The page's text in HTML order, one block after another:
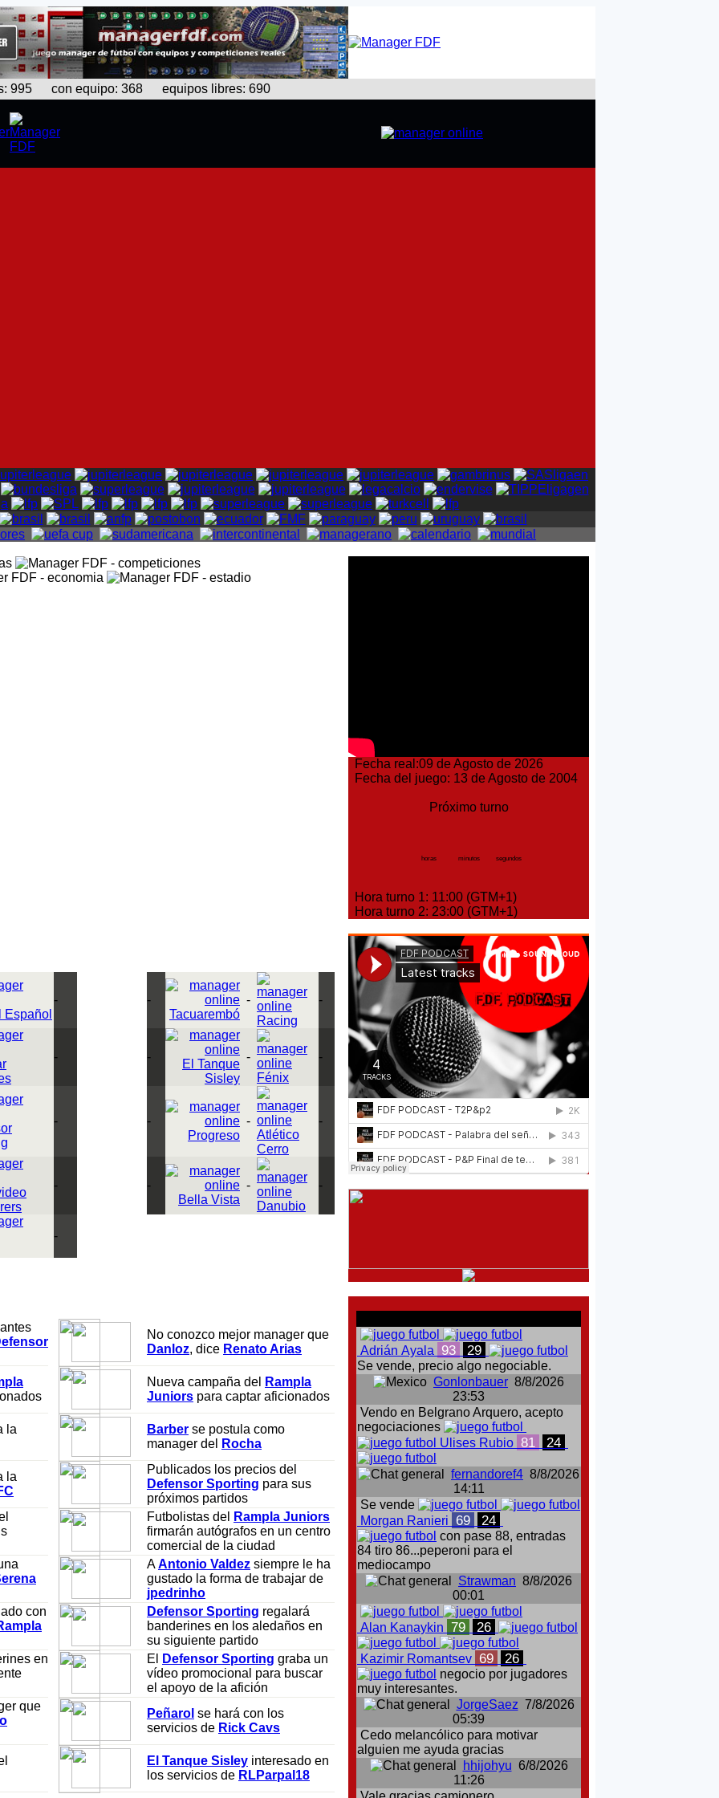
con equipo: 368 equipos libres: 690
Español
-
-
Tacuarembó
-
Racing
-
- -
El Tanque
Sisley
-
Fénix
-
-
-
Progreso
-
Atlético
Cerro
-
-
-
Bella Vista
-
Danubio
-
-
No conozco mejor manager que
Danloz, dice Renato Arias
Nueva campaña del
Rampla
Juniors para captar aficionados
la Barber se postula como
manager del
Rocha
la
Publicados los precios del
Defensor Sporting para sus
próximos partidos
Futbolistas del
Rampla Juniors
firmarán autógrafos en un centro
comercial de la ciudad
AAntonio Valdez siempre le ha
gustado la forma de trabajar de
jpedrinho
con
Defensor Sporting regalará
banderines en los aledaños en
su siguiente partido
en
El Defensor Sporting graba un
vídeo promocional para buscar
el apoyo de la afición
que
Peñarol se hará con los
servicios de Rick Cavs
El Tanque Sisley interesado en
los servicios de RLParpal18
Fecha real:09 de Agosto de 2026
Fecha del juego: 13 de Agosto de 2004
Próximo turno
horas minutos segundos
Hora turno 1: 11:00 (GTM+1)
Hora turno 2: 23:00 (GTM+1)
Adrián Ayala 93 29
Se vende, precio algo negociable.
Gonlonbauer 8/8/2026
23:53
Vendo en Belgrano Arquero, acepto
negociaciones
Ulises Rubio 81 24
fernandoref4 8/8/2026
14:11
Se vende
Morgan Ranieri
69 24
con pase 88, entradas
84 tiro 86...peperoni para el
mediocampo
Strawman 8/8/2026
00:01
Alan Kanaykin 79 26
Kazimir Romantsev 69 26
negocio por jugadores
muy interesantes.
JorgeSaez 7/8/2026
05:39
Cedo melancólico para motivar
alguien me ayuda gracias
hhijohyu 6/8/2026
11:26